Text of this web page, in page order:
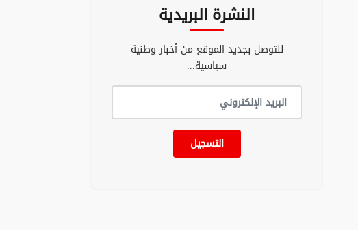
النشرة البريدية
للتوصل بجديد الموقع من أخبار وطنية
سياسية...
التسجيل